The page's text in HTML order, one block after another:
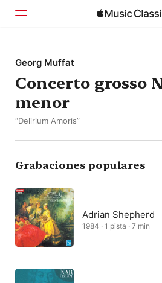
Inicio
Explorar
Buscar
Georg Muffat
Concerto grosso
menor
“Delirium Amoris”
Grabaciones populares
Adrian Shepherd
1984 · 1 pista · 7 min